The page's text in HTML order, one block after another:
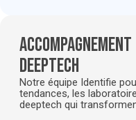
Accompagnement
deeptech
Notre équipe Identifie
tendances, les
deeptech qui